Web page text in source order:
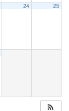
24 25